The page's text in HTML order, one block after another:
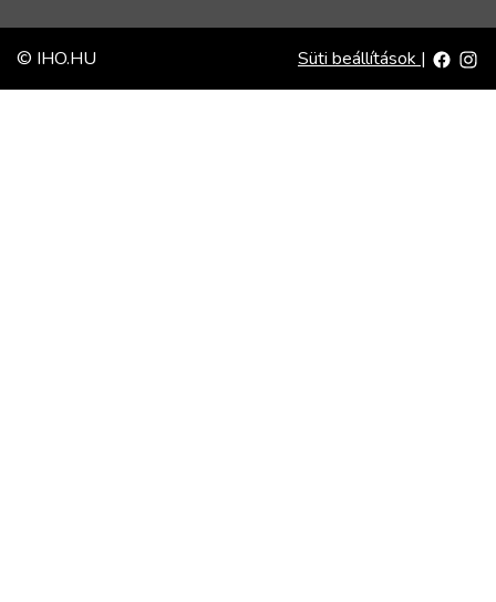
© IHO.HU Süti beállítások |